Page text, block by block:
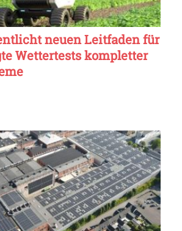
neuen Leitfaden für
Wettertests kompletter